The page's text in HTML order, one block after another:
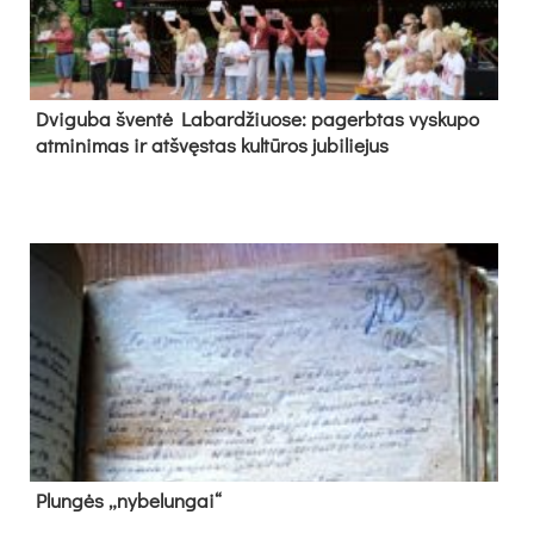
Dvi­gu­ba šven­tė La­bar­džiuo­se: pa­gerb­tas vys­ku­po
at­mi­ni­mas ir at­švęs­tas kul­tū­ros ju­bi­lie­jus
Plun­gės „ny­be­lun­gai“